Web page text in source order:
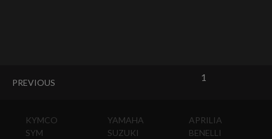
PREVIOUS 1
KYMCO
SYM
YAMAHA
SUZUKI
APRILIA
BENELLI